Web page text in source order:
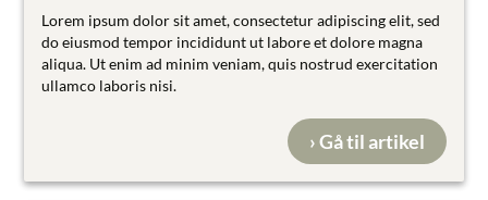
Lorem ipsum dolor sit amet, consectetur adipiscing elit, sed
do eiusmod tempor incididunt ut labore et dolore magna
aliqua. Ut enim ad minim veniam, quis nostrud exercitation
ullamco laboris nisi.
› Gå til artikel